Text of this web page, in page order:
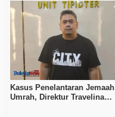
Kasus Penelantaran Jemaah
Umrah, Direktur Travelina